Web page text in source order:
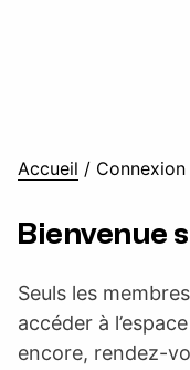
Accueil / Connexion
Bienvenue
Seuls les
accéder à
encore, rendez-